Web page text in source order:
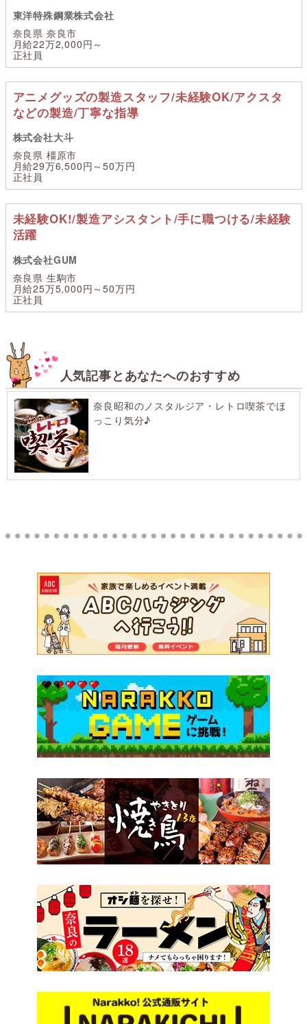
東洋特殊鋼業株式会社
奈良県 奈良市
月給22万2,000円～
正社員
アニメグッズの製造スタッフ/未経験OK/アクスタ
などの製造/丁寧な指導
株式会社大斗
奈良県 橿原市
月給29万6,500円～50万円
正社員
未経験OK!/製造アシスタント/手に職つける/未経験
活躍
株式会社GUM
奈良県 生駒市
月給25万5,000円～50万円
正社員
人気記事とあなたへのおすすめ
奈良昭和のノスタルジア・レトロ喫茶でほ
っこり気分♪